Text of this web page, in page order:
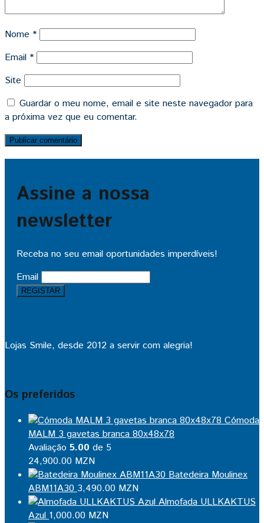
Nome *
Email *
Site
Guardar o meu nome, email e site neste navegador para
a próxima vez que eu comentar.
Assine a nossa
newsletter
Receba no seu email oportunidades imperdíveis!
Email
Lojas Smile, desde 2012 a servir com alegria!
Os preferidos
Cómoda
MALM 3 gavetas branca 80x48x78
Avaliação 5.00 de 5
24,900.00 MZN
Batedeira Moulinex
ABM11A30 3,490.00 MZN
Almofada ULLKAKTUS
Azul 1,000.00 MZN